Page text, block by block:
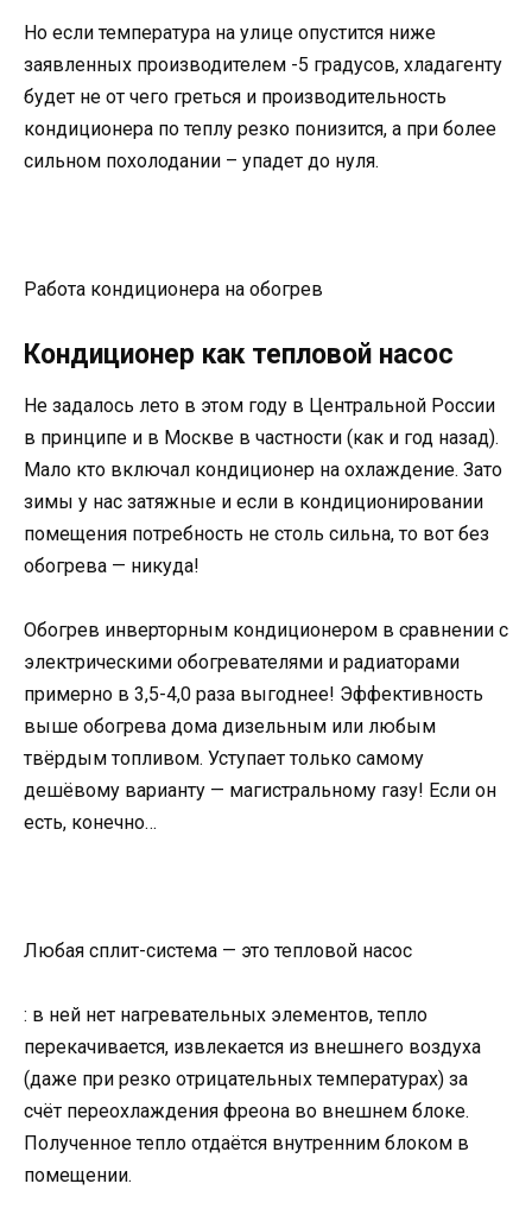
Но если температура на улице опустится ниже
заявленных производителем -5 градусов, хладагенту
будет не от чего греться и производительность
кондиционера по теплу резко понизится, а при более
сильном похолодании – упадет до нуля.
Работа кондиционера на обогрев
Кондиционер как тепловой насос
Не задалось лето в этом году в Центральной России
в принципе и в Москве в частности (как и год назад).
Мало кто включал кондиционер на охлаждение. Зато
зимы у нас затяжные и если в кондиционировании
помещения потребность не столь сильна, то вот без
обогрева — никуда!
Обогрев инверторным кондиционером в сравнении с
электрическими обогревателями и радиаторами
примерно в 3,5-4,0 раза выгоднее! Эффективность
выше обогрева дома дизельным или любым
твёрдым топливом. Уступает только самому
дешёвому варианту — магистральному газу! Если он
есть, конечно…
Любая сплит-система — это тепловой насос
: в ней нет нагревательных элементов, тепло
перекачивается, извлекается из внешнего воздуха
(даже при резко отрицательных температурах) за
счёт переохлаждения фреона во внешнем блоке.
Полученное тепло отдаётся внутренним блоком в
помещении.